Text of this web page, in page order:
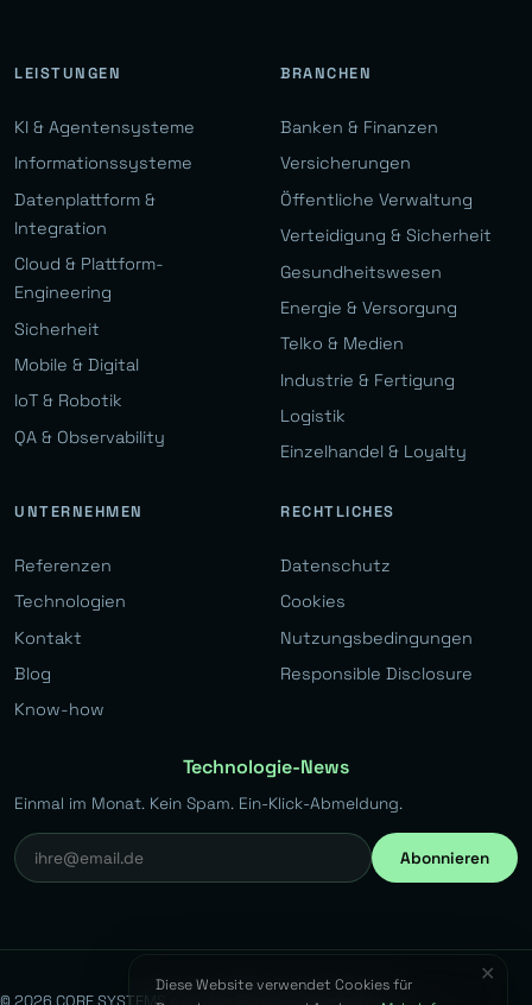
LEISTUNGEN
KI & Agentensysteme
Informationssysteme
Datenplattform &
Integration
Cloud & Plattform-
Engineering
Sicherheit
Mobile & Digital
IoT & Robotik
QA & Observability
BRANCHEN
Banken & Finanzen
Versicherungen
Öffentliche Verwaltung
Verteidigung & Sicherheit
Gesundheitswesen
Energie & Versorgung
Telko & Medien
Industrie & Fertigung
Logistik
Einzelhandel & Loyalty
UNTERNEHMEN
Referenzen
Technologien
Kontakt
Blog
Know-how
RECHTLICHES
Datenschutz
Cookies
Nutzungsbedingungen
Responsible Disclosure
Technologie-News
Einmal im Monat. Kein Spam. Ein-Klick-Abmeldung.
Abonnieren
✕
Diese Website verwendet Cookies für